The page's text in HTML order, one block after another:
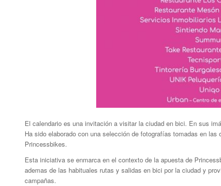
El calendario es una invitación a visitar la ciudad en bici. En sus
Ha sido elaborado con una selección de fotografías tomadas en
Princessbikes.
Esta iniciativa se enmarca en el contexto de la apuesta de
ademas de las habituales rutas y salidas en bici por la ciudad y
campañas.